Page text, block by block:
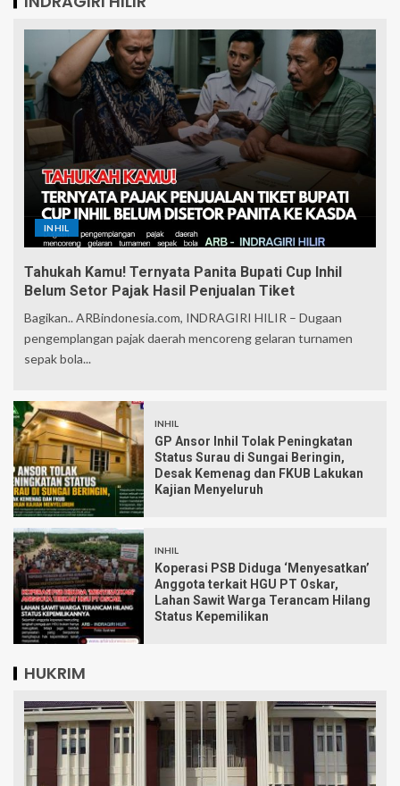
INHIL
Tahukah Kamu! Ternyata Panita Bupati Cup Inhil
Belum Setor Pajak Hasil Penjualan Tiket
Bagikan.. ARBindonesia.com, INDRAGIRI HILIR – Dugaan
pengemplangan pajak daerah mencoreng gelaran turnamen
sepak bola...
INHIL
GP Ansor Inhil Tolak Peningkatan
Status Surau di Sungai Beringin,
Desak Kemenag dan FKUB Lakukan
Kajian Menyeluruh
INHIL
Koperasi PSB Diduga ‘Menyesatkan’
Anggota terkait HGU PT Oskar,
Lahan Sawit Warga Terancam Hilang
Status Kepemilikan
HUKRIM